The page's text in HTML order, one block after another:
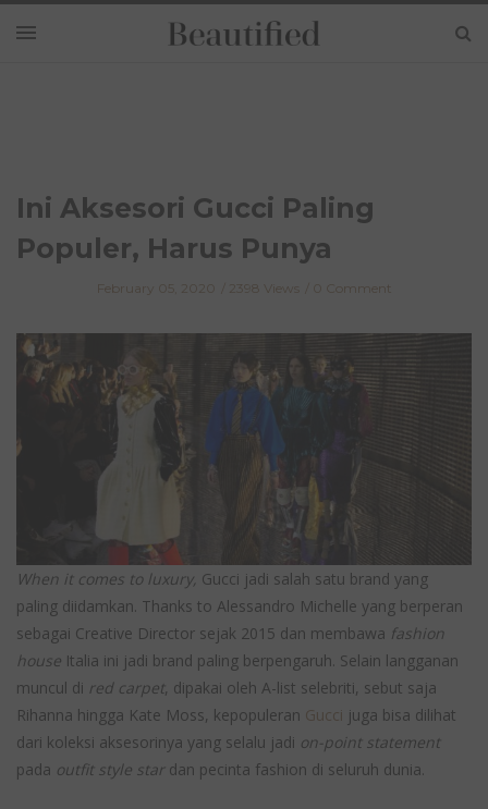
Ini Aksesori Gucci Paling
Populer, Harus Punya
February 05, 2020 2398 Views 0 Comment
When it comes to luxury, Gucci jadi salah satu brand yang
paling diidamkan. Thanks to Alessandro Michelle yang berperan
sebagai Creative Director sejak 2015 dan membawa fashion
house Italia ini jadi brand paling berpengaruh. Selain langganan
muncul di red carpet, dipakai oleh A-list selebriti, sebut saja
Rihanna hingga Kate Moss, kepopuleran Gucci juga bisa dilihat
dari koleksi aksesorinya yang selalu jadi on-point statement
pada outfit style star dan pecinta fashion di seluruh dunia.